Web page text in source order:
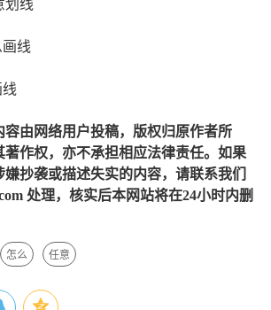
划线
画线
容由网络用户投稿，版权归原作者所
著作权，亦不承担相应法律责任。如果
抄袭或描述失实的内容，请联系我们
处理，核实后本网站将在24小时内删
怎么 任意